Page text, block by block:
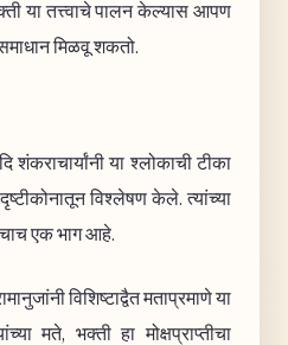
या तत्त्वाचे पालन केल्यास आपण
मिळवू शकतो.
शंकराचार्यांनी या श्लोकाची टीका
दृष्टीकोनातून विश्लेषण केले. त्यांच्या
एक भाग आहे.
विशिष्टाद्वैत मताप्रमाणे या
मते, भक्ती हा मोक्षप्राप्तीचा